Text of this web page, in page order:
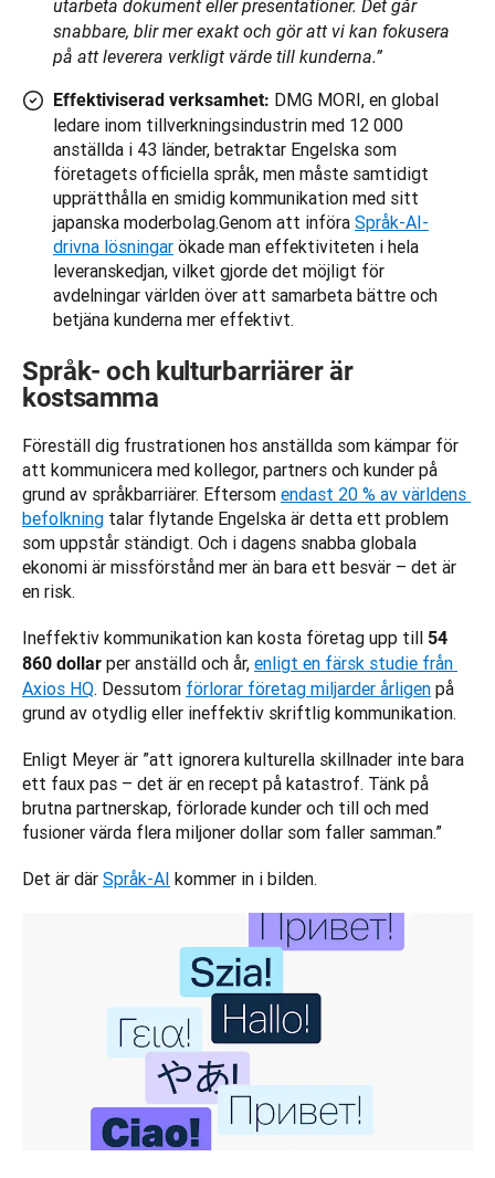
utarbeta dokument eller presentationer. Det går
snabbare, blir mer exakt och gör att vi kan fokusera
på att leverera verkligt värde till kunderna.”
Effektiviserad verksamhet: DMG MORI, en global
ledare inom tillverkningsindustrin med 12 000
anställda i 43 länder, betraktar Engelska som
företagets officiella språk, men måste samtidigt
upprätthålla en smidig kommunikation med sitt
japanska moderbolag.Genom att införa Språk-AI-
drivna lösningar ökade man effektiviteten i hela
leveranskedjan, vilket gjorde det möjligt för
avdelningar världen över att samarbeta bättre och
betjäna kunderna mer effektivt.
Språk- och kulturbarriärer är
kostsamma
Föreställ dig frustrationen hos anställda som kämpar för
att kommunicera med kollegor, partners och kunder på
grund av språkbarriärer. Eftersom endast 20 % av världens
befolkning talar flytande Engelska är detta ett problem
som uppstår ständigt. Och i dagens snabba globala
ekonomi är missförstånd mer än bara ett besvär – det är
en risk.
Ineffektiv kommunikation kan kosta företag upp till 54
860 dollar per anställd och år, enligt en färsk studie från
Axios HQ. Dessutom förlorar företag miljarder årligen på
grund av otydlig eller ineffektiv skriftlig kommunikation.
Enligt Meyer är ”att ignorera kulturella skillnader inte bara
ett faux pas – det är en recept på katastrof. Tänk på
brutna partnerskap, förlorade kunder och till och med
fusioner värda flera miljoner dollar som faller samman.”
Det är där Språk-AI kommer in i bilden.